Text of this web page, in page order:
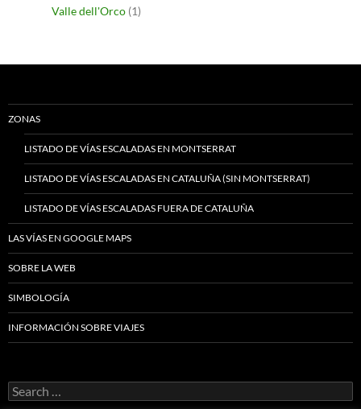
Valle dell'Orco (1)
ZONAS
LISTADO DE VÍAS ESCALADAS EN MONTSERRAT
LISTADO DE VÍAS ESCALADAS EN CATALUÑA (SIN MONTSERRAT)
LISTADO DE VÍAS ESCALADAS FUERA DE CATALUÑA
LAS VÍAS EN GOOGLE MAPS
SOBRE LA WEB
SIMBOLOGÍA
INFORMACIÓN SOBRE VIAJES
Search
for: